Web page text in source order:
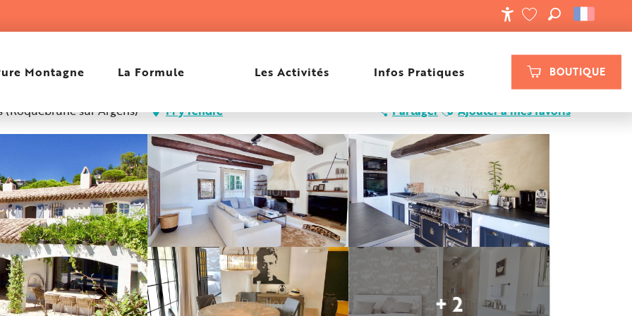
BOUTIQUE
VOIR LES FAVORIS
RECHERCHE
Montagne La Formule Les Activités Infos Pratiques
(Roquebrune sur Argens) M'y rendre Partager Ajouter à mes favoris
+ 2